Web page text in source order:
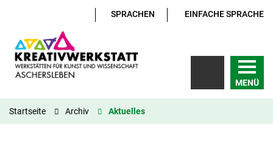
SPRACHEN EINFACHE SPRACHE
MENÜ
Startseite Archiv Aktuelles